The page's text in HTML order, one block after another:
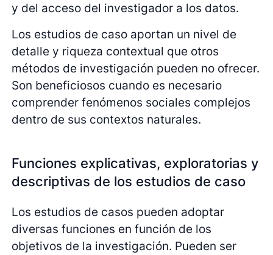
y del acceso del investigador a los datos.
Los estudios de caso aportan un nivel de
detalle y riqueza contextual que otros
métodos de investigación pueden no ofrecer.
Son beneficiosos cuando es necesario
comprender fenómenos sociales complejos
dentro de sus contextos naturales.
Funciones explicativas, exploratorias y
descriptivas de los estudios de caso
Los estudios de casos pueden adoptar
diversas funciones en función de los
objetivos de la investigación. Pueden ser